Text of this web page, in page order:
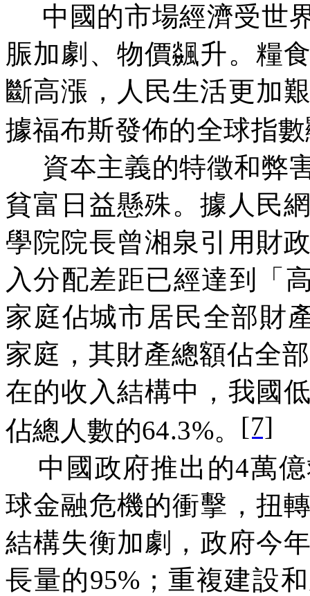
中國的市場經濟受世
脤加劇、物價飊升。糧
斷高漲，人民生活更加
據福布斯發佈的全球指
資夲主義的特徵和弊
貧富日益懸殊。據人民
學院院長曾湘泉引用財
入分配差距已經達到「
家庭佔城市居民全部財
家庭，其財產總額佔全
在的收入結構中，我國
佔總人數的64.3%。 [7]
中國政府推出的4萬
球金融危機的衝擊，扭
結構失衡加劇，政府今
長量的95% ；重複建設